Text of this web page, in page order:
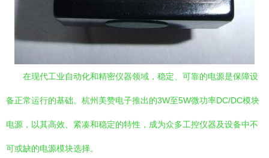
在现代工业自动化和精密仪器领域，稳定、可靠的电源是保障设
备正常运行的基础。杭州美赞电子推出的3W至5W微功率DC/DC模块
电源，以其高效、紧凑和稳定的特性，成为众多工控仪器及设备中不
可或缺的电源模块选择。